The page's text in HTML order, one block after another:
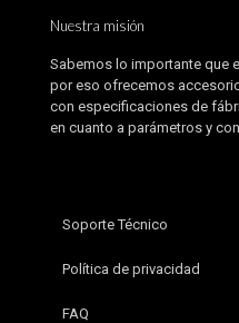
Nuestra misión
Sabemos lo importante que
por eso ofrecemos
con especificaciones de
en cuanto a parámetros y
Soporte Técnico
Política de privacidad
FAQ